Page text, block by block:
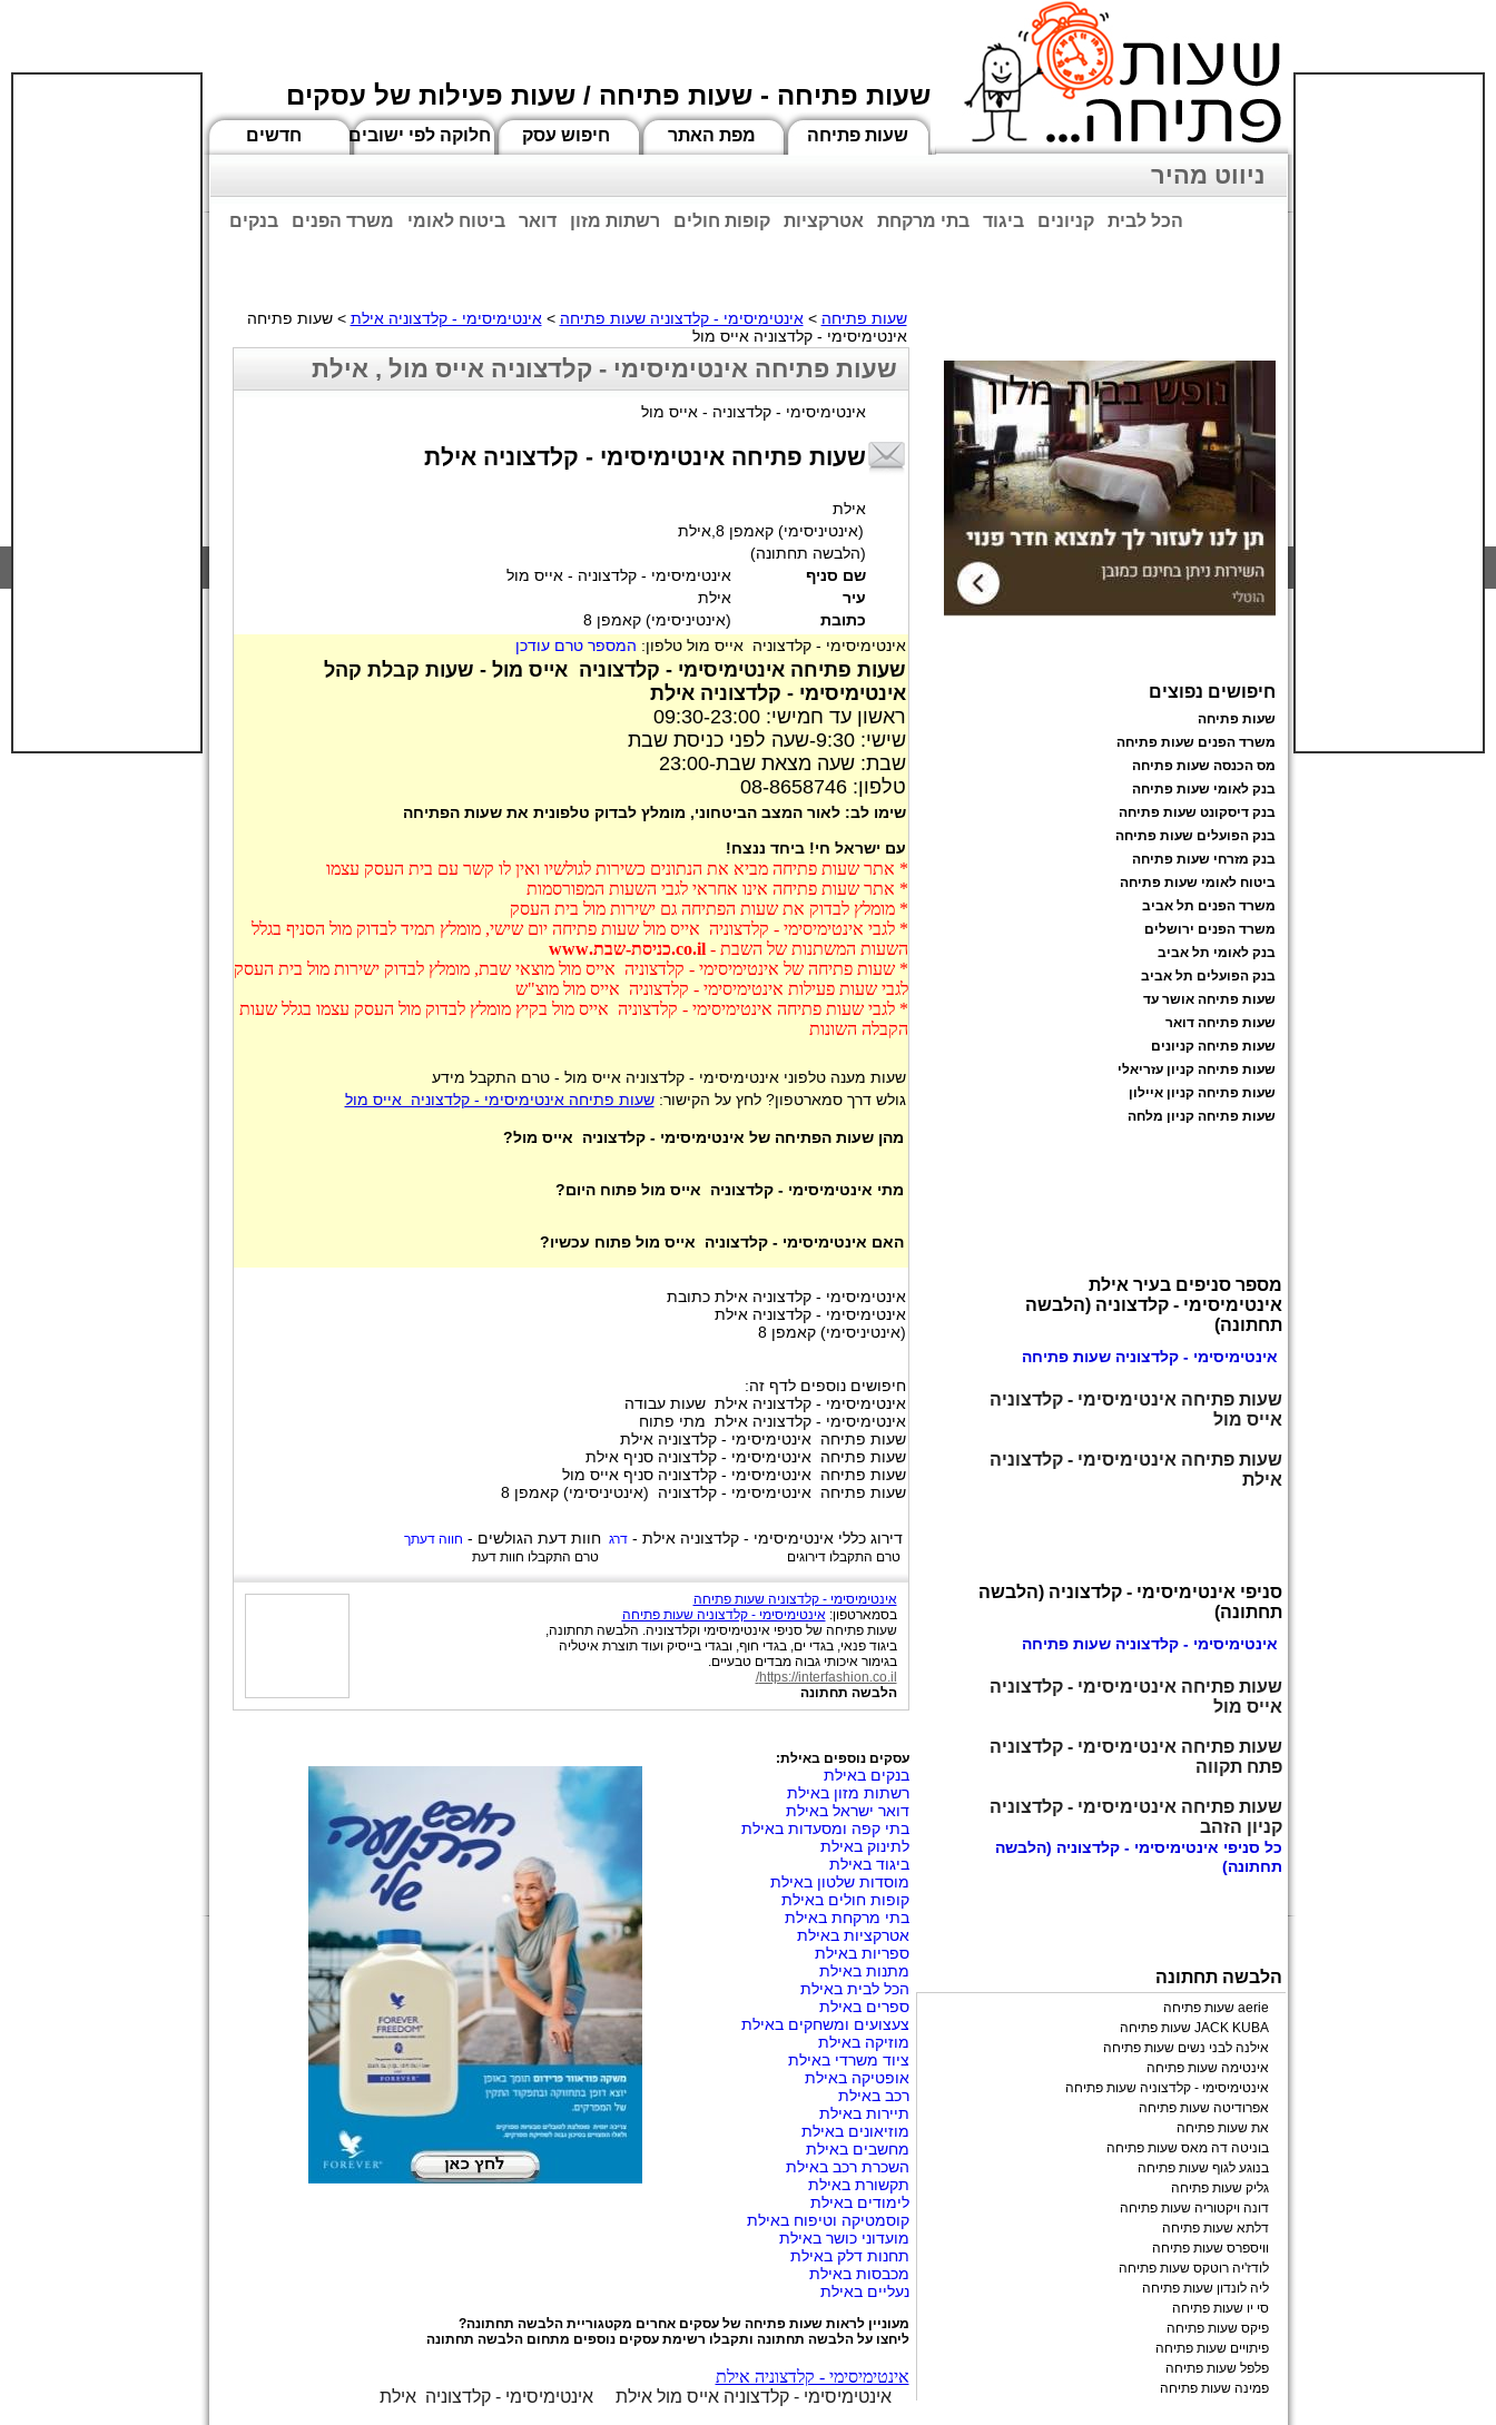
שעות פתיחה - שעות פתיחה / שעות פעילות של עסקים
חדשים חלוקה לפי ישובים חיפוש עסק מפת האתר שעות פתיחה
ניווט מהיר
בנקים משרד הפנים ביטוח לאומי דואר רשתות מזון קופות חולים אטרקציות בתי מרקחת ביגוד קניונים הכל לבית
שעות פתיחה >אינטימיסימי - קלדצוניה שעות פתיחה >אינטימיסימי - קלדצוניה אילת > שעות פתיחה
אינטימיסימי - קלדצוניה אייס מול
שעות פתיחה אינטימיסימי - קלדצוניה אייס מול , אילת
אינטימיסימי - קלדצוניה - אייס מול
שעות פתיחה אינטימיסימי - קלדצוניה אילת
אילת
(אינטיניסימי) קאמפן 8,אילת
(הלבשה תחתונה)
שם סניף
אינטימיסימי - קלדצוניה - אייס מול
עיר
אילת
כתובת
(אינטיניסימי) קאמפן 8
אינטימיסימי - קלדצוניה אייס מול טלפון: המספר טרם עודכן
שעות פתיחה אינטימיסימי - קלדצוניה אייס מול - שעות קבלת קהל
אינטימיסימי - קלדצוניה אילת
ראשון עד חמישי: 09:30-23:00
שישי: 9:30-שעה לפני כניסת שבת
שבת: שעה מצאת שבת-23:00
טלפון: 08-8658746
שימו לב: לאור המצב הביטחוני, מומלץ לבדוק טלפונית את שעות הפתיחה
עם ישראל חי! ביחד ננצח!
* אתר שעות פתיחה מביא את הנתונים כשירות לגולשיו ואין לו קשר עם בית העסק עצמו
* אתר שעות פתיחה אינו אחראי לגבי השעות המפורסמות
* מומלץ לבדוק את שעות הפתיחה גם ישירות מול בית העסק
* לגבי אינטימיסימי - קלדצוניה אייס מול שעות פתיחה יום שישי, מומלץ תמיד לבדוק מול הסניף בגלל
השעות המשתנות של השבת -co.il.כניסת-שבת.www
* שעות פתיחה של אינטימיסימי - קלדצוניה אייס מול מוצאי שבת, מומלץ לבדוק ישירות מול בית העסק
לגבי שעות פעילות אינטימיסימי - קלדצוניה אייס מול מוצ"ש
* לגבי שעות פתיחה אינטימיסימי - קלדצוניה אייס מול בקיץ מומלץ לבדוק מול העסק עצמו בגלל שעות
הקבלה השונות
שעות מענה טלפוני אינטימיסימי - קלדצוניה אייס מול - טרם התקבל מידע
גולש דרך סמארטפון? לחץ על הקישור:שעות פתיחה אינטימיסימי - קלדצוניה אייס מול
מהן שעות הפתיחה של אינטימיסימי - קלדצוניה אייס מול?
מתי אינטימיסימי - קלדצוניה אייס מול פתוח היום?
האם אינטימיסימי - קלדצוניה אייס מול פתוח עכשיו?
אינטימיסימי - קלדצוניה אילת כתובת
אינטימיסימי - קלדצוניה אילת
(אינטיניסימי) קאמפן 8
חיפושים נוספים לדף זה:
אינטימיסימי - קלדצוניה אילת שעות עבודה
אינטימיסימי - קלדצוניה אילת מתי פתוח
שעות פתיחה אינטימיסימי - קלדצוניה אילת
שעות פתיחה אינטימיסימי - קלדצוניה סניף אילת
שעות פתיחה אינטימיסימי - קלדצוניה סניף אייס מול
שעות פתיחה אינטימיסימי - קלדצוניה (אינטיניסימי) קאמפן 8
חוות דעת הגולשים - חווה דעתך
טרם התקבלו חוות דעת
דירוג כלליאינטימיסימי - קלדצוניה אילת -דרג
טרם התקבלו דירוגים
אינטימיסימי - קלדצוניה שעות פתיחה
בסמארטפון:אינטימיסימי - קלדצוניה שעות פתיחה
שעות פתיחה של סניפי אינטימיסימי וקלדצוניה. הלבשה תחתונה,
ביגוד פנאי, בגדי ים, בגדי חוף, ובגדי בייסיק ועוד תוצרת איטליה
בגימור איכותי גבוה מבדים טבעיים.
https://interfashion.co.il/
הלבשה תחתונה
עסקים נוספים באילת:
בנקים באילת
רשתות מזון באילת
דואר ישראל באילת
בתי קפה ומסעדות באילת
לתינוק באילת
ביגוד באילת
מוסדות שלטון באילת
קופות חולים באילת
בתי מרקחת באילת
אטרקציות באילת
ספריות באילת
מתנות באילת
הכל לבית באילת
ספרים באילת
צעצועים ומשחקים באילת
מוזיקה באילת
ציוד משרדי באילת
אופטיקה באילת
רכב באילת
תיירות באילת
מוזיאונים באילת
מחשבים באילת
השכרת רכב באילת
תקשורת באילת
לימודים באילת
קוסמטיקה וטיפוח באילת
מועדוני כושר באילת
תחנות דלק באילת
מכבסות באילת
נעליים באילת
מעוניין לראות שעות פתיחה של עסקים אחרים מקטגורייתהלבשה תחתונה?
ליחצו עלהלבשה תחתונה ותקבלו רשימת עסקים נוספים מתחום הלבשה תחתונה
אינטימיסימי - קלדצוניה אילת
אינטימיסימי - קלדצוניה אייס מול אילת
אינטימיסימי - קלדצוניה אילת
חיפושים נפוצים
שעות פתיחה
משרד הפנים שעות פתיחה
מס הכנסה שעות פתיחה
בנק לאומי שעות פתיחה
בנק דיסקונט שעות פתיחה
בנק הפועלים שעות פתיחה
בנק מזרחי שעות פתיחה
ביטוח לאומי שעות פתיחה
משרד הפנים תל אביב
משרד הפנים ירושלים
בנק לאומי תל אביב
בנק הפועלים תל אביב
שעות פתיחה אושר עד
שעות פתיחה דואר
שעות פתיחה קניונים
שעות פתיחה קניון עזריאלי
שעות פתיחה קניון איילון
שעות פתיחה קניון מלחה
מספר סניפים בעיר אילת
אינטימיסימי - קלדצוניה (הלבשה
תחתונה)
אינטימיסימי - קלדצוניה שעות פתיחה
שעות פתיחה אינטימיסימי - קלדצוניה
אייס מול
שעות פתיחה אינטימיסימי - קלדצוניה
אילת
סניפי אינטימיסימי - קלדצוניה (הלבשה
תחתונה)
אינטימיסימי - קלדצוניה שעות פתיחה
שעות פתיחה אינטימיסימי - קלדצוניה
אייס מול
שעות פתיחה אינטימיסימי - קלדצוניה
פתח תקווה
שעות פתיחה אינטימיסימי - קלדצוניה
קניון הזהב
כל סניפי אינטימיסימי - קלדצוניה (הלבשה
תחתונה)
הלבשה תחתונה
aerie שעות פתיחה
JACK KUBA שעות פתיחה
אילנה לבני נשים שעות פתיחה
אינטימה שעות פתיחה
אינטימיסימי - קלדצוניה שעות פתיחה
אפרודיטה שעות פתיחה
את שעות פתיחה
בוניטה דה מאס שעות פתיחה
בנוגע לגוף שעות פתיחה
גליק שעות פתיחה
דונה ויקטוריה שעות פתיחה
דלתא שעות פתיחה
וויספרס שעות פתיחה
לודז'יה רוטקס שעות פתיחה
ליה לונדון שעות פתיחה
סי יו שעות פתיחה
פיקס שעות פתיחה
פיתויים שעות פתיחה
פלפל שעות פתיחה
פמינה שעות פתיחה